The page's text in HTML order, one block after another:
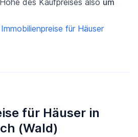
des Kaufpreises also um
Immobilienpreise für Häuser
für Häuser in
(Wald)